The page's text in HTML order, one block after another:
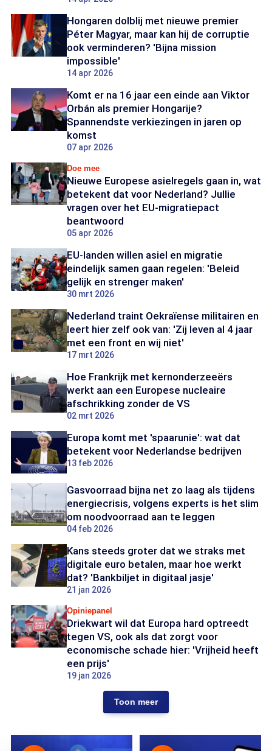
Hongaren dolblij met nieuwe premier
Péter Magyar, maar kan hij de corruptie
ook verminderen? 'Bijna mission
impossible'
14 apr 2026
Komt er na 16 jaar een einde aan Viktor
Orbán als premier Hongarije?
Spannendste verkiezingen in jaren op
komst
07 apr 2026
Doe mee
Nieuwe Europese asielregels gaan in, wat
betekent dat voor Nederland? Jullie
vragen over het EU-migratiepact
beantwoord
05 apr 2026
EU-landen willen asiel en migratie
eindelijk samen gaan regelen: 'Beleid
gelijk en strenger maken'
30 mrt 2026
Nederland traint Oekraïense militairen en
leert hier zelf ook van: 'Zij leven al 4 jaar
met een front en wij niet'
17 mrt 2026
Hoe Frankrijk met kernonderzeeërs
werkt aan een Europese nucleaire
afschrikking zonder de VS
02 mrt 2026
Europa komt met 'spaarunie': wat dat
betekent voor Nederlandse bedrijven
13 feb 2026
Gasvoorraad bijna net zo laag als tijdens
energiecrisis, volgens experts is het slim
om noodvoorraad aan te leggen
04 feb 2026
Kans steeds groter dat we straks met
digitale euro betalen, maar hoe werkt
dat? 'Bankbiljet in digitaal jasje'
21 jan 2026
Opiniepanel
Driekwart wil dat Europa hard optreedt
tegen VS, ook als dat zorgt voor
economische schade hier: 'Vrijheid heeft
een prijs'
19 jan 2026
Toon meer